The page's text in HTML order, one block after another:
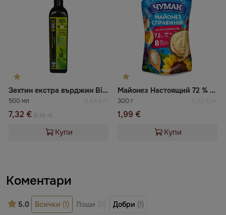
Зехтин екстра върджин Biolis
500 мл 14,64 €/л
7,32 €
Купи
Майонез Настоящий 72 % Чумак
300 г 6,63 €/кг
1,99 €
Купи
Коментари
5.0 Всички (1) Лоши (0) Добри (1)